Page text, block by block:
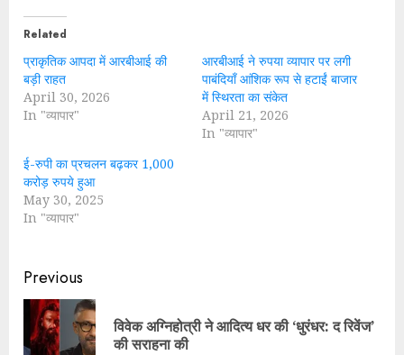
Related
प्राकृतिक आपदा में आरबीआई की
बड़ी राहत
April 30, 2026
In "व्यापार"
आरबीआई ने रुपया व्यापार पर लगी
पाबंदियाँ आंशिक रूप से हटाईं बाजार
में स्थिरता का संकेत
April 21, 2026
In "व्यापार"
ई-रुपी का प्रचलन बढ़कर 1,000
करोड़ रुपये हुआ
May 30, 2025
In "व्यापार"
Continue
Reading
Previous
विवेक अग्निहोत्री ने आदित्य धर की ‘धुरंधर: द रिवेंज’
की सराहना की